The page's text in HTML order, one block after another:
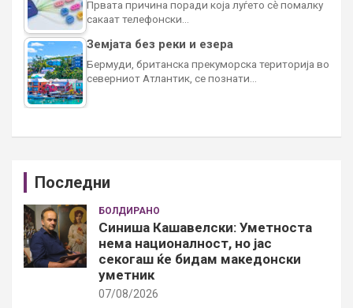
Првата причина поради која луѓето сè помалку
сакаат телефонски…
Земјата без реки и езера
Бермуди, британска прекуморска територија во
северниот Атлантик, се познати…
Последни
БОЛДИРАНО
Синиша Кашавелски: Уметноста
нема националност, но јас
секогаш ќе бидам македонски
уметник
07/08/2026